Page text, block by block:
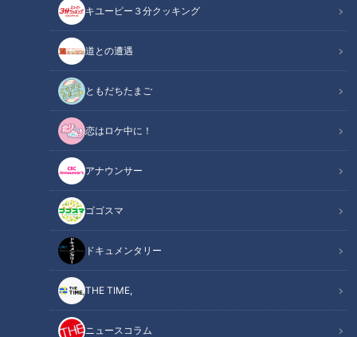
キユーピー３分クッキング
道との遭遇
ともだちたまご
恋はロケ中に！
アナウンサー
ゴゴスマ
ドキュメンタリー
THE TIME,
ニュースコラム
「ノズル（送風口）のアップ」提供：三菱電機株式会社
この記事の画像（全7枚）
記事に戻る
この記事を見たあなたへのおすすめ